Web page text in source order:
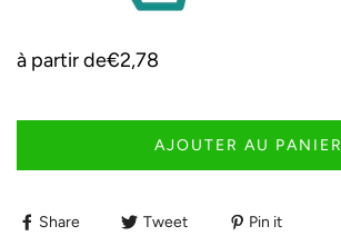
à partir de€2,78
AJOUTER AU PANIER
Share Tweet Pin it